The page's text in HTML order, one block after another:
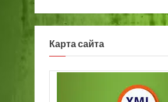
Карта сайта